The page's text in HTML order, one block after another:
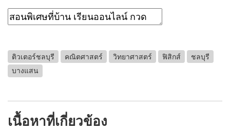
ติวเตอร์ชลบุรี คณิตศาสตร์ วิทยาศาสตร์ ฟิสิกส์
ชลบุรี
บางแสน
เนื้อหาที่เกี่ยวข้อง